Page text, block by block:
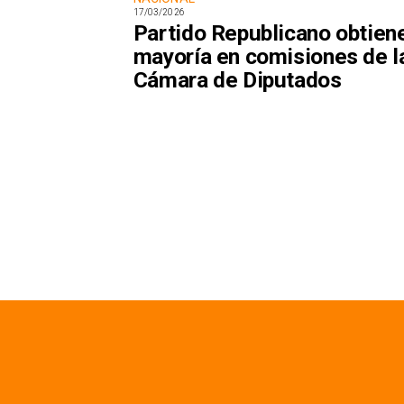
17/03/2026
Partido Republicano
mayoría en comisiones de
Cámara de Diputados